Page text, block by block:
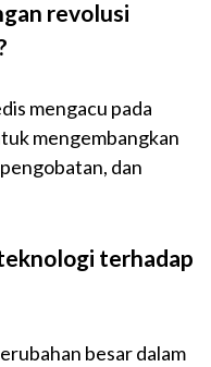
revolusi
mengacu pada
mengembangkan
dan
terhadap
besar dalam